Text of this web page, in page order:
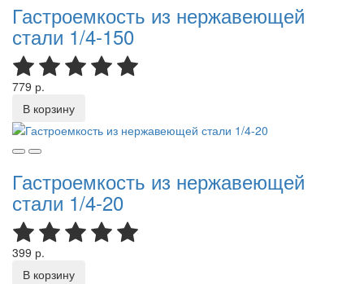
Гастроемкость из нержавеющей
стали 1/4-150
779 р.
В корзину
Гастроемкость из нержавеющей
стали 1/4-20
399 р.
В корзину